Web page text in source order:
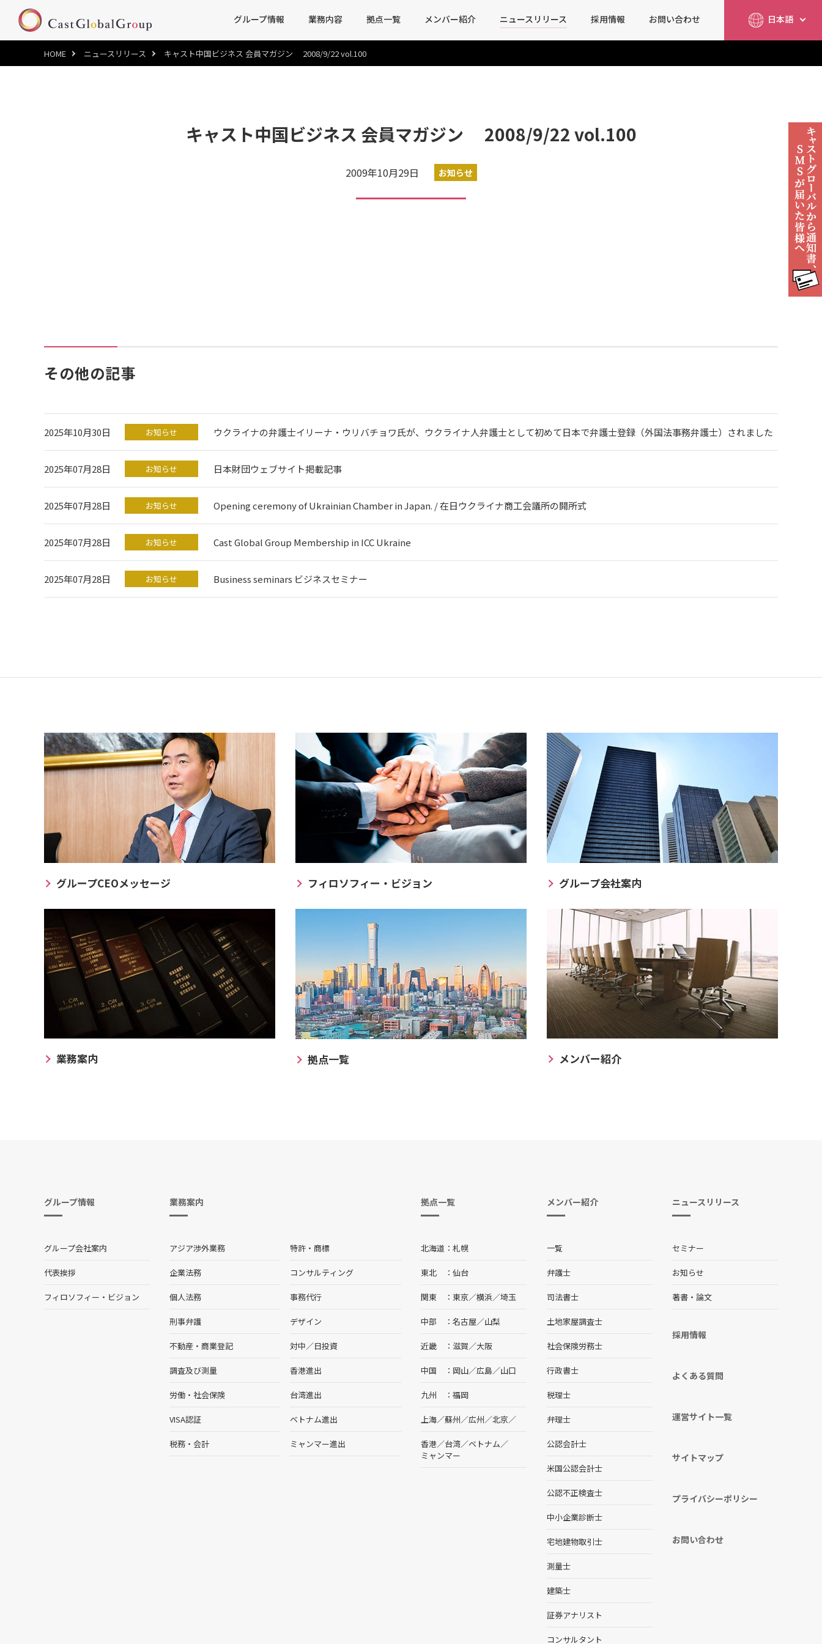
グループ情報 業務内容 拠点一覧 メンバー紹介 ニュースリリース 採用情報 お問い合わせ 日本語
HOME ニュースリリース キャスト中国ビジネス 会員マガジン 2008/9/22 vol.100
キャスト中国ビジネス 会員マガジン 2008/9/22 vol.100
2009年10月29日 お知らせ
その他の記事
2025年10月30日 お知らせ ウクライナの弁護士イリーナ・ウリバチョワ氏が、ウクライナ人弁護士として初めて日本で弁護士登録（外国法事務弁護士）されました
2025年07月28日 お知らせ 日本財団ウェブサイト掲載記事
2025年07月28日 お知らせ Opening ceremony of Ukrainian Chamber in Japan. / 在日ウクライナ商工会議所の開所式
2025年07月28日 お知らせ Cast Global Group Membership in ICC Ukraine
2025年07月28日 お知らせ Business seminars ビジネスセミナー
グループCEOメッセージ フィロソフィー・ビジョン グループ会社案内
業務案内 拠点一覧 メンバー紹介
グループ情報
グループ会社案内
代表挨拶
フィロソフィー・ビジョン
業務案内
アジア渉外業務
企業法務
個人法務
刑事弁護
不動産・商業登記
調査及び測量
労働・社会保険
VISA認証
税務・会計
特許・商標
コンサルティング
事務代行
デザイン
対中／日投資
香港進出
台湾進出
ベトナム進出
ミャンマー進出
拠点一覧
北海道 札幌
東北 仙台
関東 東京／横浜／埼玉
中部 名古屋／山梨
近畿 滋賀／大阪
中国 岡山／広島／山口
九州 福岡
上海／蘇州／広州／北京／
香港／台湾／ベトナム／
ミャンマー
メンバー紹介
一覧
弁護士
司法書士
土地家屋調査士
社会保険労務士
行政書士
税理士
弁理士
公認会計士
米国公認会計士
公認不正検査士
中小企業診断士
宅地建物取引士
測量士
建築士
証券アナリスト
コンサルタント
ニュースリリース
セミナー
お知らせ
著書・論文
採用情報
よくある質問
運営サイト一覧
サイトマップ
プライバシーポリシー
お問い合わせ